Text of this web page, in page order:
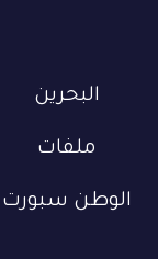
البحرين
ملفات
الوطن سبورت